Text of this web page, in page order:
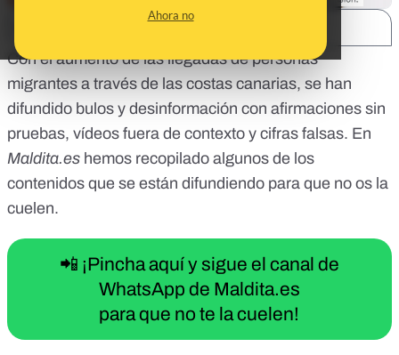
Ahora no
Con el aumento de las llegadas de personas
migrantes a través de las costas canarias, se han
difundido bulos y desinformación con afirmaciones sin
pruebas, vídeos fuera de contexto y cifras falsas. En
Maldita.es hemos recopilado algunos de los
contenidos que se están difundiendo para que no os la
cuelen.
📲 ¡Pincha aquí y sigue el canal de
WhatsApp de Maldita.es
para que no te la cuelen!